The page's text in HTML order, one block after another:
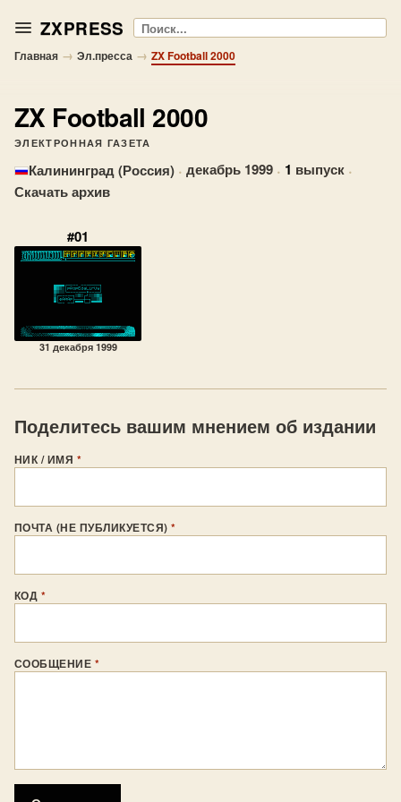
ZXPRESS Поиск
Главная → Эл.пресса → ZX Football 2000
ZX Football 2000
ЭЛЕКТРОННАЯ ГАЗЕТА
Калининград (Россия) · декабрь 1999 · 1 выпуск ·
Скачать архив
#01
31 декабря 1999
Поделитесь вашим мнением об издании
НИК / ИМЯ *
ПОЧТА (НЕ ПУБЛИКУЕТСЯ)*
КОД *
СООБЩЕНИЕ *